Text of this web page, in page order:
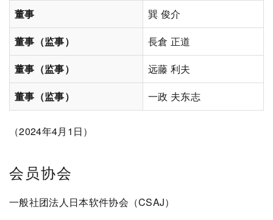
董事
巽 俊介
董事（监事）
長倉 正道
董事（监事）
远藤 利夫
董事（监事）
一政 夫东志
（2024年4月1日）
会员协会
一般社团法人日本软件协会（CSAJ）